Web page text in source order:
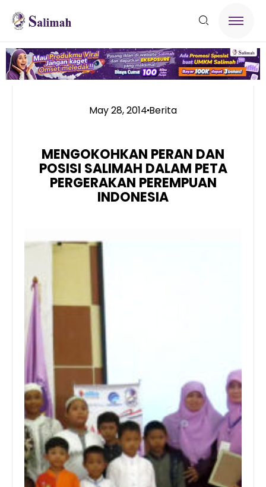
May 28, 2014 Berita
MENGOKOHKAN PERAN DAN
POSISI SALIMAH DALAM PETA
PERGERAKAN PEREMPUAN
INDONESIA